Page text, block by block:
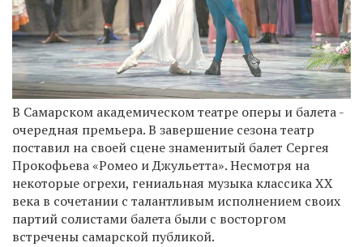
В Самарском академическом театре оперы и балета -
очередная премьера. В завершение сезона театр
поставил на своей сцене знаменитый балет Сергея
Прокофьева «Ромео и Джульетта». Несмотря на
некоторые огрехи, гениальная музыка классика ХХ
века в сочетании с талантливым исполнением своих
партий солистами балета были с восторгом
встречены самарской публикой.